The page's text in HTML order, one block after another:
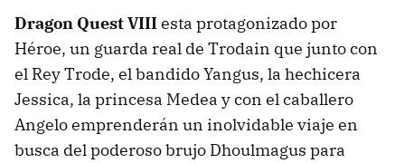
Dragon Quest VIIIesta protagonizado por
Héroe, un guarda real de Trodain que junto con
el Rey Trode, el bandido Yangus, la hechicera
Jessica, la princesa Medea y con el caballero
Angelo emprenderán un inolvidable viaje en
busca del poderoso brujo Dhoulmagus para